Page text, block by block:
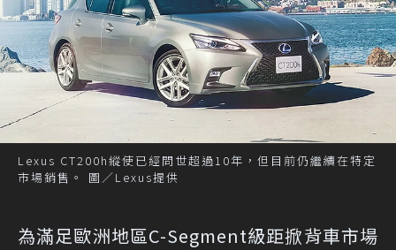
Lexus CT200h縱使已經問世超過10年，但目前仍繼續在特定
市場銷售。 圖／Lexus提供
為滿足歐洲地區C-Segment級距掀背車市場